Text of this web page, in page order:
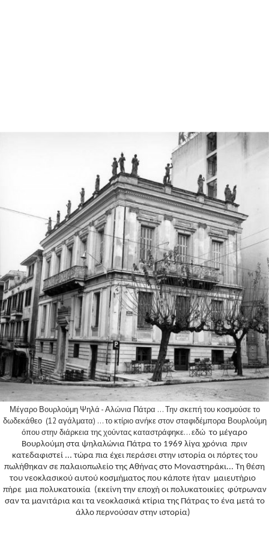
Μέγαρο Βουρλούμη Ψηλά - Αλώνια Πάτρα … Την σκεπή του κοσμούσε το
δωδεκάθεο (12 αγάλματα) … το κτίριο ανήκε στον σταφιδέμπορα Βουρλούμη
όπου στην διάρκεια της χούντας καταστράφηκε... εδώτο μέγαρο
Βουρλούμη στα ψηλαλώνια Πάτρα το 1969 λίγα χρόνια πριν
κατεδαφιστεί ... τώρα πια έχει περάσει στην ιστορία οι πόρτες του
πωλήθηκαν σε παλαιοπωλείο της Αθήνας στο Μοναστηράκι... Τη θέση
του νεοκλασικού αυτού κοσμήματος που κάποτε ήταν μαιευτήριο
πήρε μια πολυκατοικία (εκείνη την εποχή οι πολυκατοικίες φύτρωναν
σαν τα μανιτάρια και τα νεοκλασικά κτίρια της Πάτρας το ένα μετά το
άλλο περνούσαν στην ιστορία)